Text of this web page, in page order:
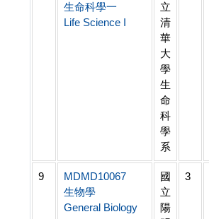
生命科學一
Life Science I
立
清
華
大
學
生
命
科
學
系
9
MDMD10067
生物學
General Biology
國
立
陽
3